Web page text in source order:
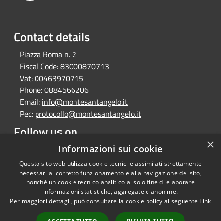
Contact details
Piazza Roma n. 2
Fiscal Code:83000870713
Vat:00463970715
Phone:0884566206
Email: info@montesantangelo.it
Pec: protocollo@montesantangelo.it
Follow us on
FacebookYoutubeInstagramTelegramWhatsapp
RSS
Accessibility
Copyright © 2026 • Comune
Monte Sant'Angelo • Powered
×
Informazioni sui cookie
Questo sito web utilizza cookie tecnici e assimilati strettamente
necessari al corretto funzionamento e alla navigazione del sito,
nonché un cookie tecnico analitico al solo fine di elaborare
informazioni statistiche, aggregate e anonime.
Per maggiori dettagli, può consultare la cookie policy al seguente Link